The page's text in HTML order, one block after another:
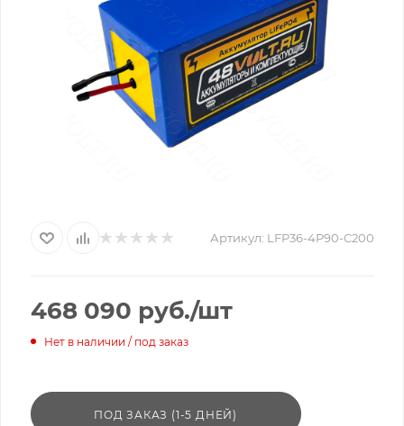
Артикул: LFP36-4P90-C200
468 090 руб./шт
Нет в наличии / под заказ
ПОД ЗАКАЗ (1-5 ДНЕЙ)